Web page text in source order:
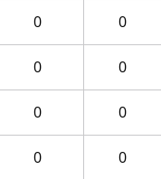
0 0
0 0
0 0
0 0